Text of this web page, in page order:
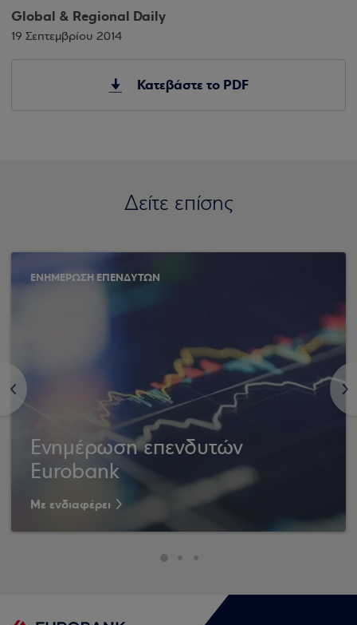
Global & Regional Daily
19 Σεπτεμβρίου 2014
Κατεβάστε το PDF
Δείτε επίσης
<
ΕΝΗΜΕΡΩΣΗ ΕΠΕΝΔΥΤΩΝ
Ενημέρωση επενδυτών
Eurobank
Με ενδιαφέρει
>